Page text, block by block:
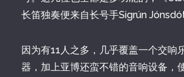
长笛独奏便来自长号手Sigrún
因为有11人之多，几乎覆盖一个交响
器，加上亚博还蛮不错的音响设备，